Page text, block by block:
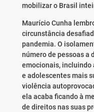
mobilizar o Brasil
Maurício Cunha
circunstância
pandemia. O
número de pessoas a
emocionais, incluindo
e adolescentes mais
violência
ela acaba ficando à
de direitos nas suas